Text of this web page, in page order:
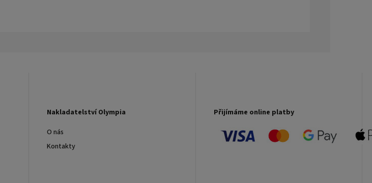
Nakladatelství Olympia
O nás
Kontakty
Přijímáme online platby